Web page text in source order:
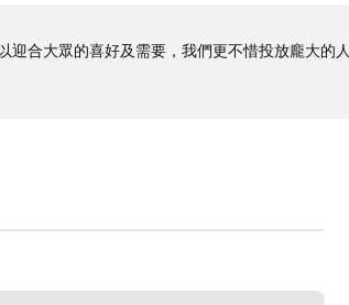
迎合大眾的喜好及需要，我們更不惜投放龐大的人